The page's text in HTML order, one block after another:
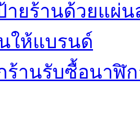
ายร้านด้วยแผ่
ให้แบรนด์
ร้านรับซื้อนาฬิ